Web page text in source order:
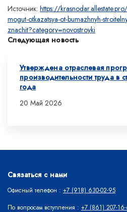
Источник: https://
mogut-otkazatsya-ot-bumazhnyh-
znachit?category=novostroyki
Следующая новость
Утверждена отраслевая
производительности труда в
года
20 Май 2026
Связаться с нами
Офисный телефон : +7 (918) 630-02-95
По вопросам вступления : +7 (861) 207-